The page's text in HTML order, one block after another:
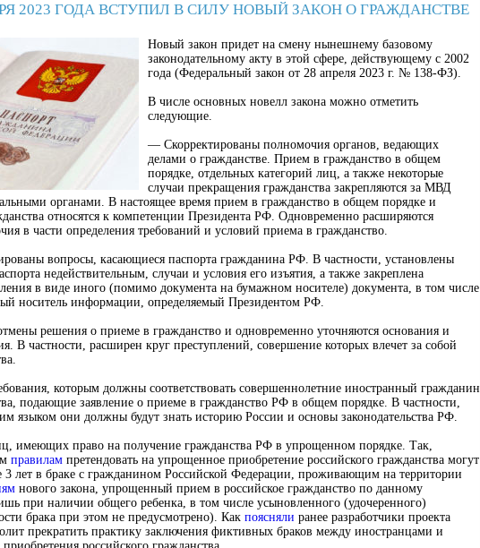
2023 ГОДА ВСТУПИЛ В СИЛУ НОВЫЙ ЗАКОН О ГРАЖДАНСТВЕ
Новый закон придет на смену нынешнему базовому
законодательному акту в этой сфере, действующему с 2002
года (Федеральный закон от 28 апреля 2023 г. № 138-ФЗ).
В числе основных новелл закона можно отметить
следующие.
— Скорректированы полномочия органов, ведающих
делами о гражданстве. Прием в гражданство в общем
порядке, отдельных категорий лиц, а также некоторые
случаи прекращения гражданства закрепляются за МВД
органами. В настоящее время прием в гражданство в общем порядке и
относятся к компетенции Президента РФ. Одновременно расширяются
в части определения требований и условий приема в гражданство.
вопросы, касающиеся паспорта гражданина РФ. В частности, установлены
недействительным, случаи и условия его изъятия, а также закреплена
в виде иного (помимо документа на бумажном носителе) документа, в том числе
носитель информации, определяемый Президентом РФ.
решения о приеме в гражданство и одновременно уточняются основания и
В частности, расширен круг преступлений, совершение которых влечет за собой
которым должны соответствовать совершеннолетние иностранный гражданин
подающие заявление о приеме в гражданство РФ в общем порядке. В частности,
языком они должны будут знать историю России и основы законодательства РФ.
имеющих право на получение гражданства РФ в упрощенном порядке. Так,
правилам претендовать на упрощенное приобретение российского гражданства могут
3 лет в браке с гражданином Российской Федерации, проживающим на территории
нового закона, упрощенный прием в российское гражданство по данному
при наличии общего ребенка, в том числе усыновленного (удочеренного)
брака при этом не предусмотрено). Как поясняли ранее разработчики проекта
прекратить практику заключения фиктивных браков между иностранцами и